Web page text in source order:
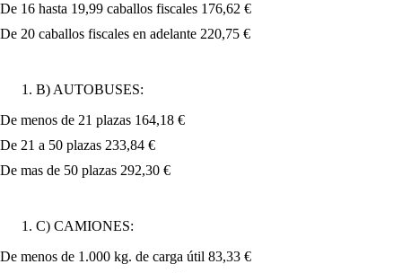
De 16 hasta 19,99 caballos fiscales 176,62 €
De 20 caballos fiscales en adelante 220,75 €
B) AUTOBUSES:
De menos de 21 plazas 164,18 €
De 21 a 50 plazas 233,84 €
De mas de 50 plazas 292,30 €
C) CAMIONES:
De menos de 1.000 kg. de carga útil 83,33 €